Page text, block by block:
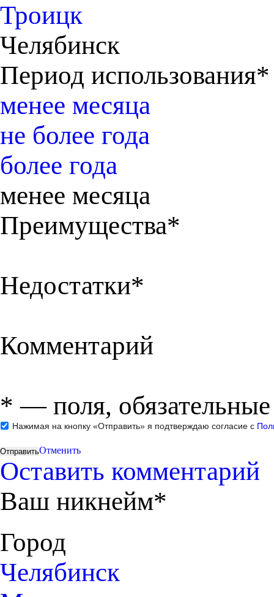
Троицк
Челябинск
Период использования*
менее месяца
не более года
более года
менее месяца
Преимущества*
Недостатки*
Комментарий
* — поля,
Нажимая на кнопку «Отправить» я подтверждаю согласие с
Отменить
Оставить комментарий
Ваш никнейм*
Город
Челябинск